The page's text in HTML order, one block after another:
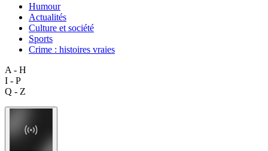
Humour
Actualités
Culture et société
Sports
Crime : histoires vraies
A - H
I - P
Q - Z